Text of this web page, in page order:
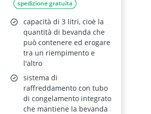
spedizione gratuita
capacità di 3 litri, cioè la
quantità di bevanda che
può contenere ed erogare
tra un riempimento e
l'altro
sistema di
raffreddamento con tubo
di congelamento integrato
che mantiene la bevanda